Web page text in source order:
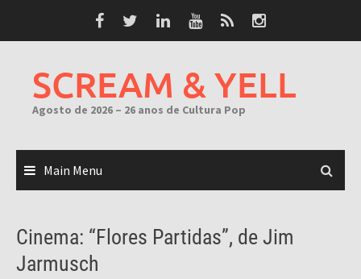
SCREAM & YELL
Agosto de 2026 – 26 anos de Cultura Pop
Main Menu
Cinema: “Flores Partidas”, de Jim
Jarmusch